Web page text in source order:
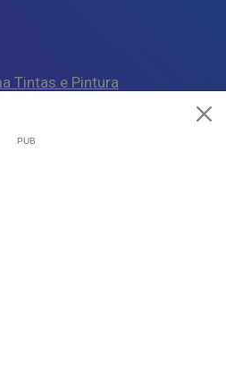
Tintas e Pintura